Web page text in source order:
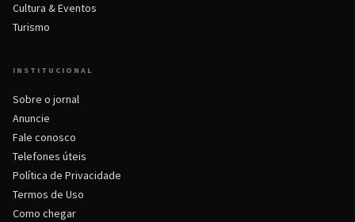
Cultura & Eventos
Turismo
INSTITUCIONAL
Sobre o jornal
Anuncie
Fale conosco
Telefones úteis
Política de Privacidade
Termos de Uso
Como chegar